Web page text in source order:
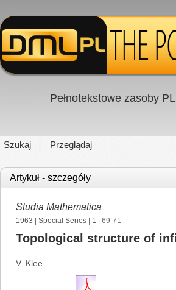
Pełnotekstowe zasoby
Szukaj Przeglądaj
Artykuł - szczegóły
Studia Mathematica
1963 Special Series 1 | 69-71
Topological structure of
V. Klee